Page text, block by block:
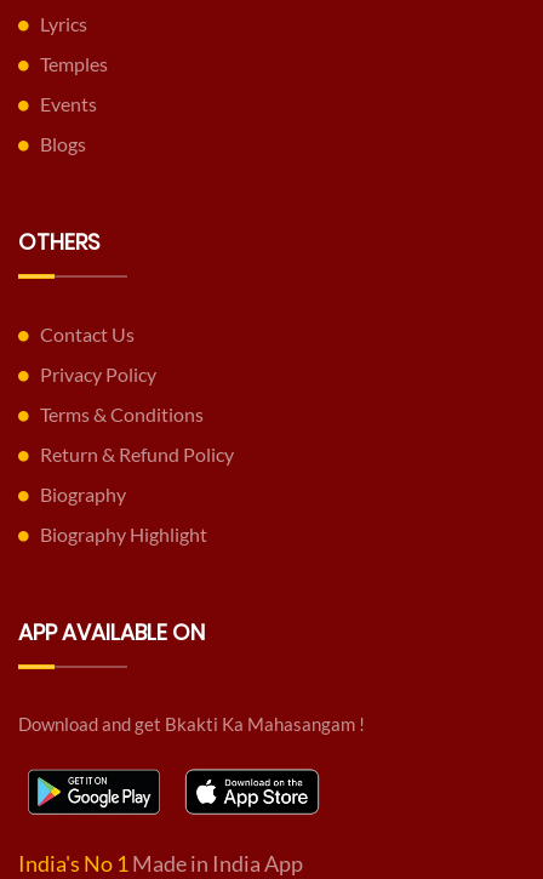
Lyrics
Temples
Events
Blogs
OTHERS
Contact Us
Privacy Policy
Terms & Conditions
Return & Refund Policy
Biography
Biography Highlight
APP AVAILABLE ON
Download and get Bkakti Ka Mahasangam !
India's No 1 Made in India App